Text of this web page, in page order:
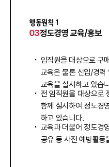
행동원칙 1
03정도경영 교육/홍보
임직원을 대상으로 구
교육은 물론 신입/경력
교육을 실시하고 있습
전 임직원을 대상으로
함께 실시하여 정도경
하고 있습니다.
교육과 더불어 정도경
공유 등 사전 예방활동